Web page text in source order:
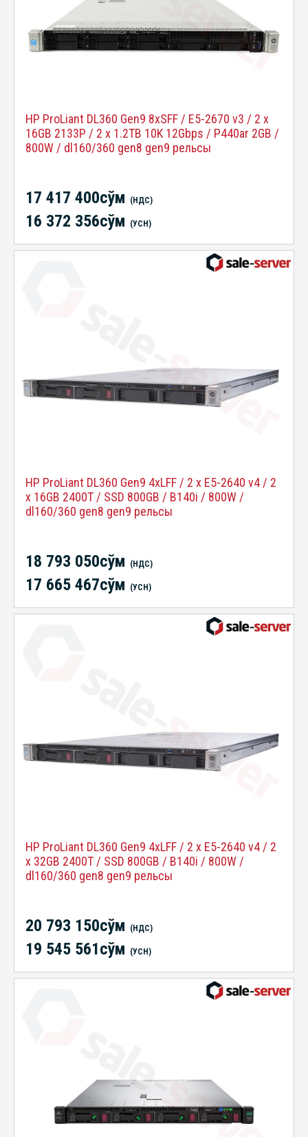
HP ProLiant DL360 Gen9 8xSFF / E5-2670 v3 / 2 x
16GB 2133P / 2 x 1.2TB 10K 12Gbps / P440ar 2GB /
800W / dl160/360 gen8 gen9 рельсы
17 417 400сўм (НДС)
16 372 356сўм (УСН)
HP ProLiant DL360 Gen9 4xLFF / 2 x E5-2640 v4 / 2
x 16GB 2400T / SSD 800GB / B140i / 800W /
dl160/360 gen8 gen9 рельсы
18 793 050сўм (НДС)
17 665 467сўм (УСН)
HP ProLiant DL360 Gen9 4xLFF / 2 x E5-2640 v4 / 2
x 32GB 2400T / SSD 800GB / B140i / 800W /
dl160/360 gen8 gen9 рельсы
20 793 150сўм (НДС)
19 545 561сўм (УСН)